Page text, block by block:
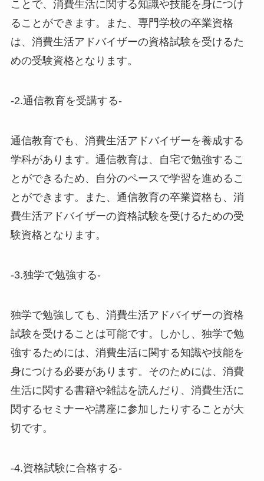
ことで、消費生活に関する知識や技能を身につけ
ることができます。また、専門学校の卒業資格
は、消費生活アドバイザーの資格試験を受けるた
めの受験資格となります。
-2.通信教育を受講する-
通信教育でも、消費生活アドバイザーを養成する
学科があります。通信教育は、自宅で勉強するこ
とができるため、自分のペースで学習を進めるこ
とができます。また、通信教育の卒業資格も、消
費生活アドバイザーの資格試験を受けるための受
験資格となります。
-3.独学で勉強する-
独学で勉強しても、消費生活アドバイザーの資格
試験を受けることは可能です。しかし、独学で勉
強するためには、消費生活に関する知識や技能を
身につける必要があります。そのためには、消費
生活に関する書籍や雑誌を読んだり、消費生活に
関するセミナーや講座に参加したりすることが大
切です。
-4.資格試験に合格する-